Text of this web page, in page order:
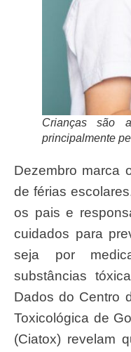
Crianças são
principalmente
Dezembro marca o início de mais um período
de férias
os pais e
cuidados para
seja por
substâncias
Dados do Centro
Toxicológica de
(Ciatox) revelam